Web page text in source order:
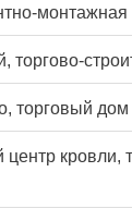
монтажная
торгово-
торговый дом
центр кровли,